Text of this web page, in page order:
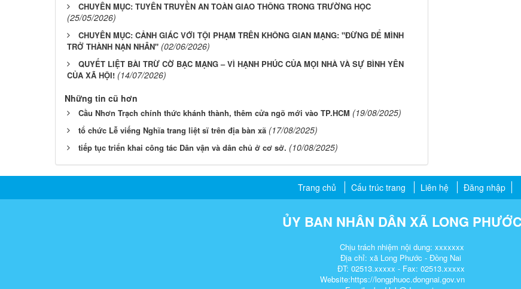
CHUYÊN MỤC: TUYÊN TRUYỀN AN TOÀN GIAO THÔNG TRONG TRƯỜNG HỌC
(25/05/2026)
CHUYÊN MỤC: CẢNH GIÁC VỚI TỘI PHẠM TRÊN KHÔNG GIAN MẠNG: "ĐỪNG ĐỂ MÌNH
TRỞ THÀNH NẠN NHÂN" (02/06/2026)
QUYẾT LIỆT BÀI TRỪ CỜ BẠC MẠNG – VÌ HẠNH PHÚC CỦA MỌI NHÀ VÀ SỰ BÌNH YÊN
CỦA XÃ HỘI! (14/07/2026)
Những tin cũ hơn
Cầu Nhơn Trạch chính thức khánh thành, thêm cửa ngõ mới vào TP.HCM (19/08/2025)
tổ chức Lễ viếng Nghĩa trang liệt sĩ trên địa bàn xã (17/08/2025)
tiếp tục triển khai công tác Dân vận và dân chủ ở cơ sở. (10/08/2025)
Trang chủ Cấu trúc trang Liên hệ Đăng nhập
ỦY BAN NHÂN DÂN XÃ LONG PHƯỚC
Chịu trách nhiệm nội dung: xxxxxxx
Địa chỉ: xã Long Phước - Đồng Nai
ĐT: 02513.xxxxx - Fax: 02513.xxxxx
Website:https://longphuoc.dongnai.gov.vn